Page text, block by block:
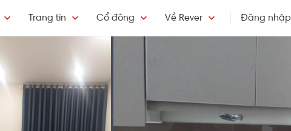
Trang tin Cổ đông Về Rever Đăng nhập